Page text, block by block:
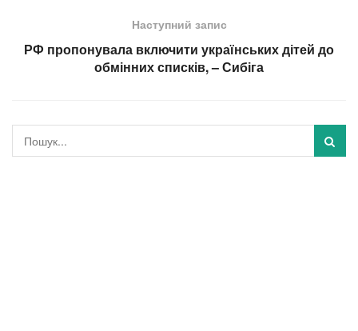
Наступний запис
РФ пропонувала включити українських дітей до
обмінних списків, – Сибіга